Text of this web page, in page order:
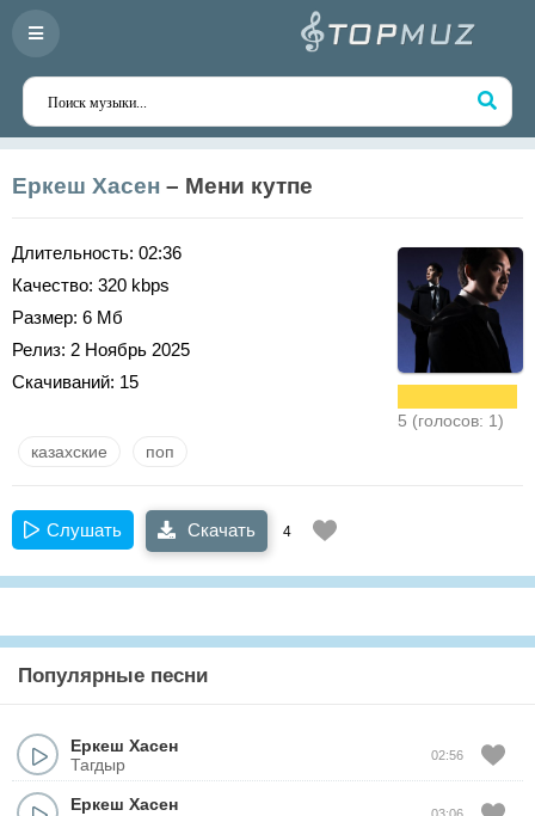
Еркеш Хасен – Мени кутпе
Длительность: 02:36
Качество: 320 kbps
Размер: 6 Мб
Релиз: 2 Ноябрь 2025
Скачиваний: 15
5 (голосов: 1)
казахские поп
Слушать Скачать 4
Популярные песни
Еркеш Хасен
Тагдыр
02:56
Еркеш Хасен
03:06